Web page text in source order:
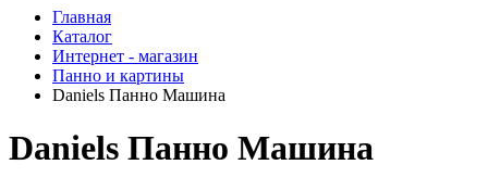
Главная
Каталог
Интернет - магазин
Панно и картины
Daniels Панно Машина
Daniels Панно Машина